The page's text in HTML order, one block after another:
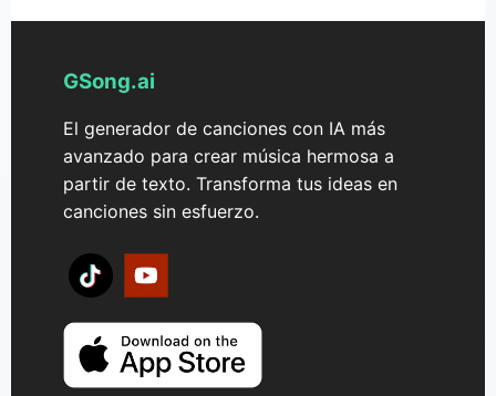
GSong.ai
El generador de canciones con IA más
avanzado para crear música hermosa a
partir de texto. Transforma tus ideas en
canciones sin esfuerzo.